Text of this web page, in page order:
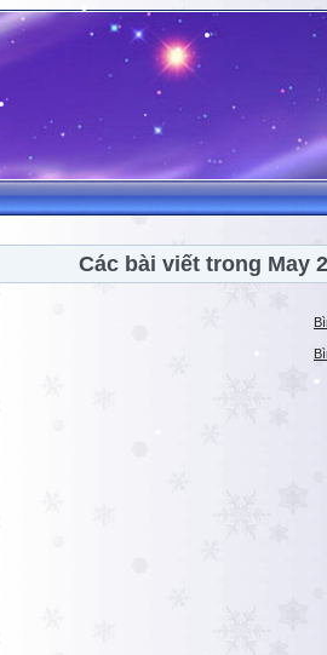
Các bài viết trong May